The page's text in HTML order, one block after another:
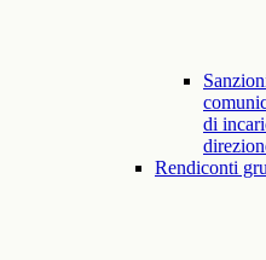
di
Rendiconti